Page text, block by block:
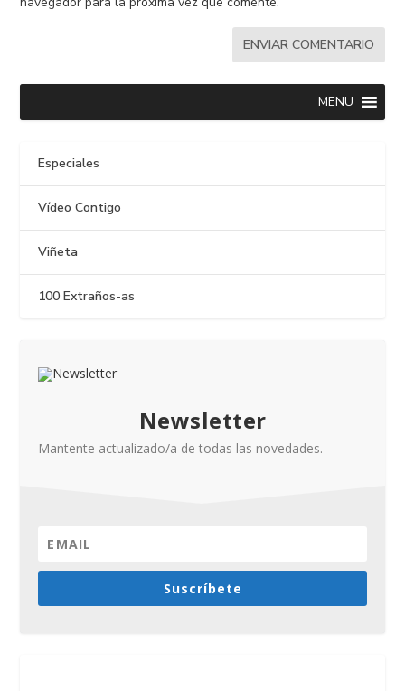
MENU
Especiales
Vídeo Contigo
Viñeta
100 Extraños-as
Newsletter
Mantente actualizado/a de todas las novedades.
Suscríbete